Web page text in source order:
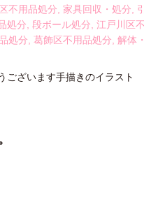
不用品処分 家具回収・処分
処分 段ボール処分 江戸川区
処分 葛飾区不用品処分 解体